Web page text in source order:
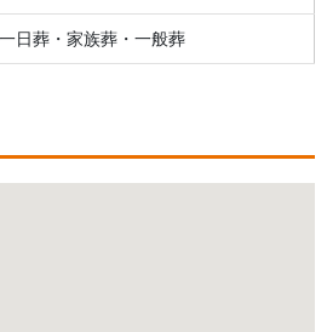
日葬・家族葬・一般葬